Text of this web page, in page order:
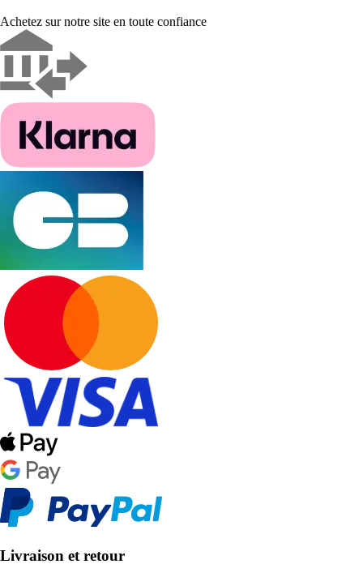
Achetez sur notre site en toute confiance
Livraison et retour